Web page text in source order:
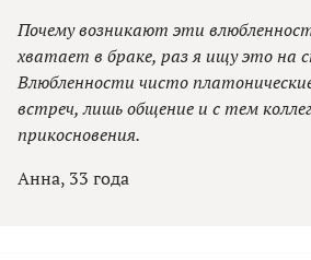
Почему возникают эти
хватает в браке, раз я ищу это на
Влюбленности чисто
встреч, лишь общение и с тем
прикосновения.
Анна, 33 года